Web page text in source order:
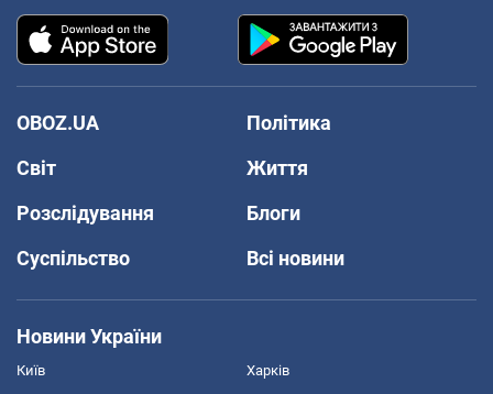
OBOZ.UA
Політика
Світ
Життя
Розслідування
Блоги
Суспільство
Всі новини
Новини України
Київ Харків